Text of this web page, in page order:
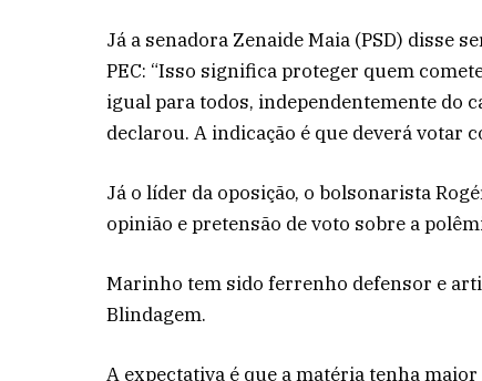
Já a senadora Zenaide Maia (PSD) disse
PEC: “Isso significa proteger quem
igual para todos, independentemente do
declarou. A indicação é que deverá votar
Já o líder da oposição, o bolsonarista
opinião e pretensão de voto sobre a
Marinho tem sido ferrenho defensor e
Blindagem.
A expectativa é que a matéria tenha